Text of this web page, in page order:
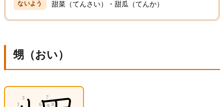
甜菜（てんさい）・甜瓜（てんか）
甥（おい）